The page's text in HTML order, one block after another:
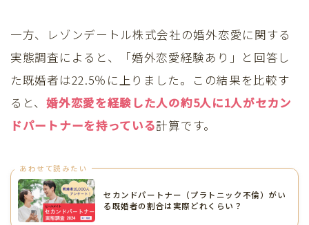
一方、レゾンデートル株式会社の婚外恋愛に関する
実態調査によると、「婚外恋愛経験あり」と回答し
た既婚者は22.5％に上りました。この結果を比較す
ると、婚外恋愛を経験した人の約5人に1人がセカン
ドパートナーを持っている計算です。
あわせて読みたい
セカンドパートナー（プラトニック不倫）がい
る既婚者の割合は実際どれくらい？